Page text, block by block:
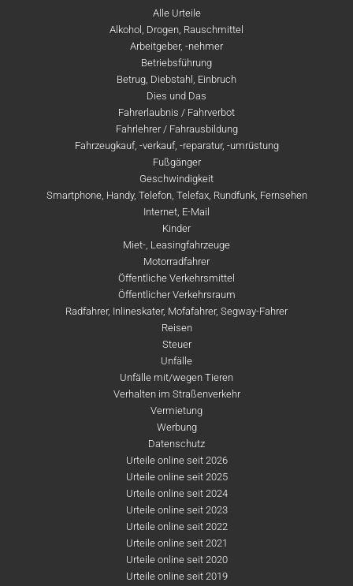
Alle Urteile
Alkohol, Drogen, Rauschmittel
Arbeitgeber, -nehmer
Betriebsführung
Betrug, Diebstahl, Einbruch
Dies und Das
Fahrerlaubnis / Fahrverbot
Fahrlehrer / Fahrausbildung
Fahrzeugkauf, -verkauf, -reparatur, -umrüstung
Fußgänger
Geschwindigkeit
Smartphone, Handy, Telefon, Telefax, Rundfunk, Fernsehen
Internet, E-Mail
Kinder
Miet-, Leasingfahrzeuge
Motorradfahrer
Öffentliche Verkehrsmittel
Öffentlicher Verkehrsraum
Radfahrer, Inlineskater, Mofafahrer, Segway-Fahrer
Reisen
Steuer
Unfälle
Unfälle mit/wegen Tieren
Verhalten im Straßenverkehr
Vermietung
Werbung
Datenschutz
Urteile online seit 2026
Urteile online seit 2025
Urteile online seit 2024
Urteile online seit 2023
Urteile online seit 2022
Urteile online seit 2021
Urteile online seit 2020
Urteile online seit 2019